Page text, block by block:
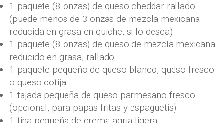
1 paquete (8 onzas) de queso cheddar rallado
(puede menos de 3 onzas de mezcla mexicana
reducida en grasa en quiche, si lo desea)
1 paquete (8 onzas) de queso de mezcla mexicana
reducido en grasa, rallado
1 paquete pequeño de queso blanco, queso fresco
o queso cotija
1 tajada pequeña de queso parmesano fresco
(opcional, para papas fritas y espaguetis)
1 tina pequeña de crema agria ligera